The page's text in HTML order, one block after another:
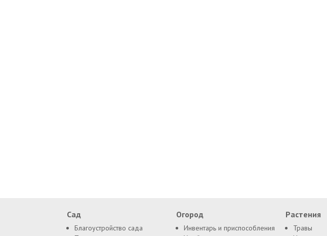
Сад
Благоустройство сада
Огород
Инвентарь и приспособления
Растения
Травы